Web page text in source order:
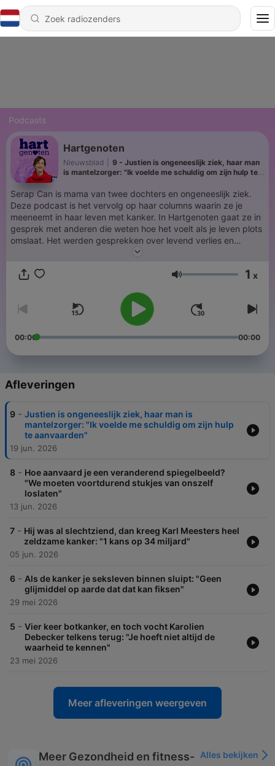
Podcasts
Hartgenoten
Nieuwsblad
9 - Justien is ongeneeslijk ziek, haar man
is mantelzorger: "Ik voelde me schuldig om zijn hulp te
Serap Can is mama van twee dochters en ongeneeslijk ziek.
Deze podcast is het vervolg op haar columns waarin ze je
meeneemt in haar leven met kanker. In Hartgenoten gaat ze in
gesprek met anderen die weten hoe het voelt als je leven plots
omslaat. Het werden gesprekken over levend verlies en
veerkracht, maar ook over intimiteit en alles wat je niet ziet tot
heet jou samen met haar hartgenoten welkom voor een
Volume 1 x
00:00 00:00
Afleveringen
9 - Justien is ongeneeslijk ziek, haar man is
mantelzorger: "Ik voelde me schuldig om zijn hulp
te aanvaarden"
19 jun. 2026
8 - Hoe aanvaard je een veranderend spiegelbeeld?
"We moeten voortdurend stukjes van onszelf
loslaten"
13 jun. 2026
7 - Hij was al slechtziend, dan kreeg Karl Meesters heel
zeldzame kanker: "1 kans op 34 miljard"
05 jun. 2026
6 - Als de kanker je seksleven binnen sluipt: "Geen
glijmiddel op aarde dat dat kan fiksen"
29 mei 2026
5 - Vier keer botkanker, en toch vocht Karolien
Debecker telkens terug: "Je hoeft niet altijd de
waarheid te kennen"
23 mei 2026
Meer afleveringen weergeven
Meer Gezondheid en fitness-
Alles bekijken